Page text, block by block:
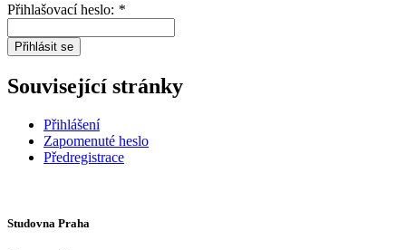
Přihlašovací heslo: *
Přihlásit se
Související stránky
Přihlášení
Zapomenuté heslo
Předregistrace
Studovna Praha